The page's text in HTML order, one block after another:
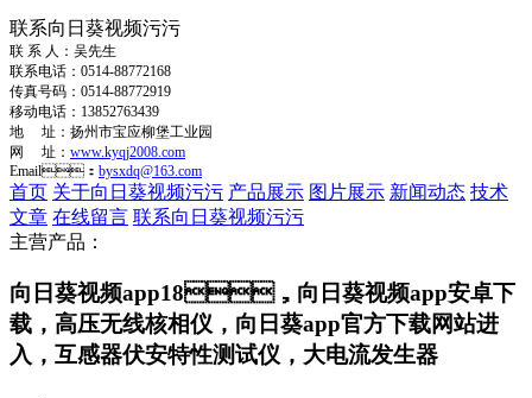
联系向日葵视频污污
联 系 人：吴先生
联系电话：0514-88772168
传真号码：0514-88772919
移动电话：13852763439
地 址：扬州市宝应柳堡工业园
网 址： www.kyqj2008.com
Email： bysxdq@163.com
首页 关于向日葵视频污污 产品展示 图片展示 新闻动态 技术
文章 在线留言 联系向日葵视频污污
主营产品：
向日葵视频app18，向日葵视频app安卓下
载，高压无线核相仪，向日葵app官方下载网站进
入，互感器伏安特性测试仪，大电流发生器